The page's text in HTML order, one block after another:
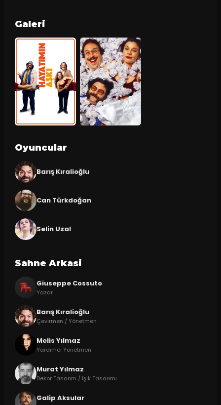
Galeri
Oyuncular
Barış Kıralioğlu
Can Türkdoğan
Selin Uzal
Sahne Arkasi
Giuseppe Cossuto
Yazar
Barış Kıralioğlu
Çevirmen / Yönetmen
Melis Yılmaz
Yardımcı Yönetmen
Murat Yılmaz
Dekor Tasarım / Işık Tasarımı
Galip Aksular